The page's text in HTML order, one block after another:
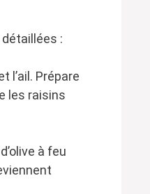
:
l’ail. Prépare
les raisins
à feu